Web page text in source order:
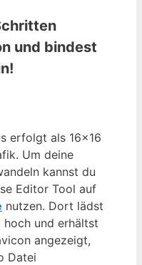
und bindest
erfolgt als 16×16
Um deine
kannst du
Editor Tool auf
nutzen. Dort lädst
und erhältst
angezeigt,
Datei